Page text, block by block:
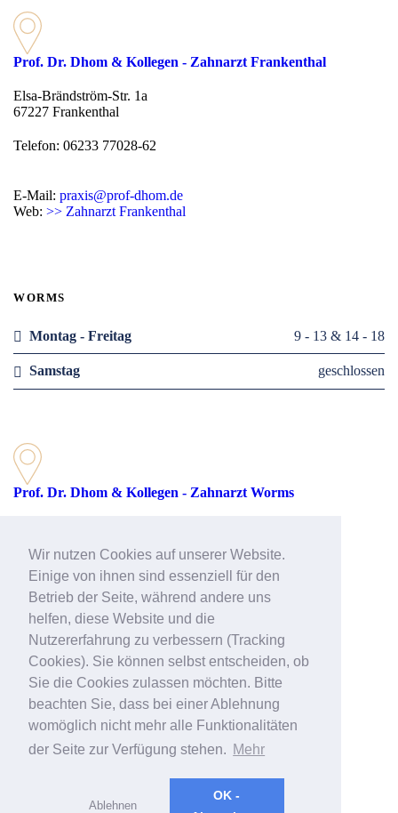
Wir nutzen Cookies auf unserer Website.
Einige von ihnen sind essenziell für den
Betrieb der Seite, während andere uns
helfen, diese Website und die
Nutzererfahrung zu verbessern (Tracking
Cookies). Sie können selbst entscheiden, ob
Sie die Cookies zulassen möchten. Bitte
beachten Sie, dass bei einer Ablehnung
womöglich nicht mehr alle Funktionalitäten
der Seite zur Verfügung stehen. Mehr
Ablehnen
OK -
Prof. Dr. Dhom & Kollegen - Zahnarzt Frankenthal
Elsa-Brändström-Str. 1a
67227 Frankenthal
Telefon: 06233 77028-62
E-Mail: praxis@prof-dhom.de
Web: >> Zahnarzt Frankenthal
WORMS
Montag - Freitag 9 - 13 & 14 - 18
Samstag geschlossen
Prof. Dr. Dhom & Kollegen - Zahnarzt Worms
Telefon: 06241 39512-51
E-Mail:worms@prof-dhom.de
Web:>> Zahnarzt Worms